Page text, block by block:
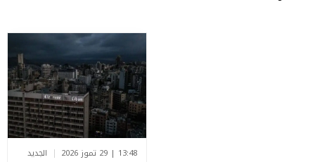
13:48 | 29 تموز 2026 الجديد